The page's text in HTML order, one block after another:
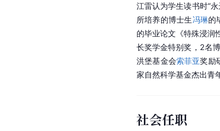
江雷认为学生读书时“
所培养的博士生冯琳的
的毕业论文《特殊浸润
长奖学金特别奖，2名
洪堡基金会索菲亚奖励
家自然科学基金杰出青
社会任职